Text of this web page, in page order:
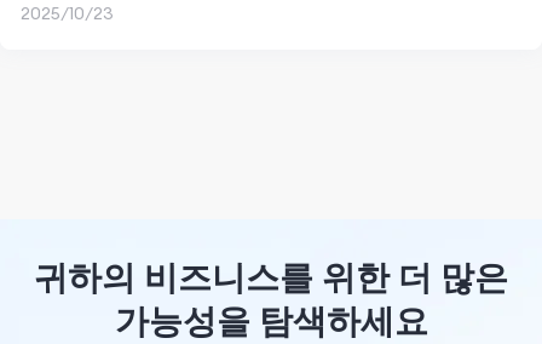
2025/10/23
귀하의 비즈니스를 위한 더 많은
가능성을 탐색하세요